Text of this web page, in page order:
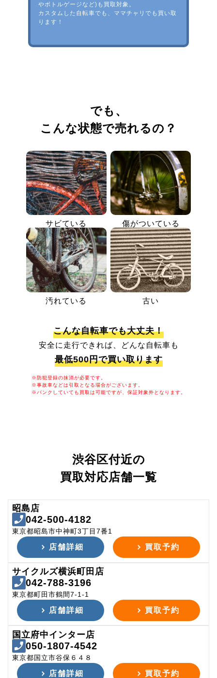
やボトルゲージなど)も買取対象。
カスタムした自転車でも、ママチャリでも買い取
ります！
でも、
こんな状態で売れるの？
サビている 傷がついている
汚れている 古い
こんな自転車でも大丈夫！
安全に走行できれば、どんな自転車も
最低500円で買い取ります
※防犯登録の抹消が必要です。
※事故車などは引取となる場合がございます。
※パンクしていても買取は可能ですが、保証対象外となります。
渋谷区付近の
買取対応店舗一覧
昭島店
042-500-4182
東京都昭島市中神町3丁目7番1
店舗詳細 買取予約
サイクルズ横浜町田店
042-788-3196
東京都町田市鶴間7-1-1
店舗詳細 買取予約
国立府中インター店
050-1807-4542
東京都国立市谷保６４８
店舗詳細 買取予約